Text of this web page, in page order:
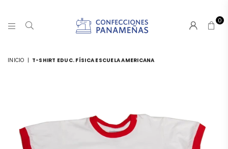
0
INICIO | T-SHIRT EDUC. FÍSICA ESCUELA AMERICANA